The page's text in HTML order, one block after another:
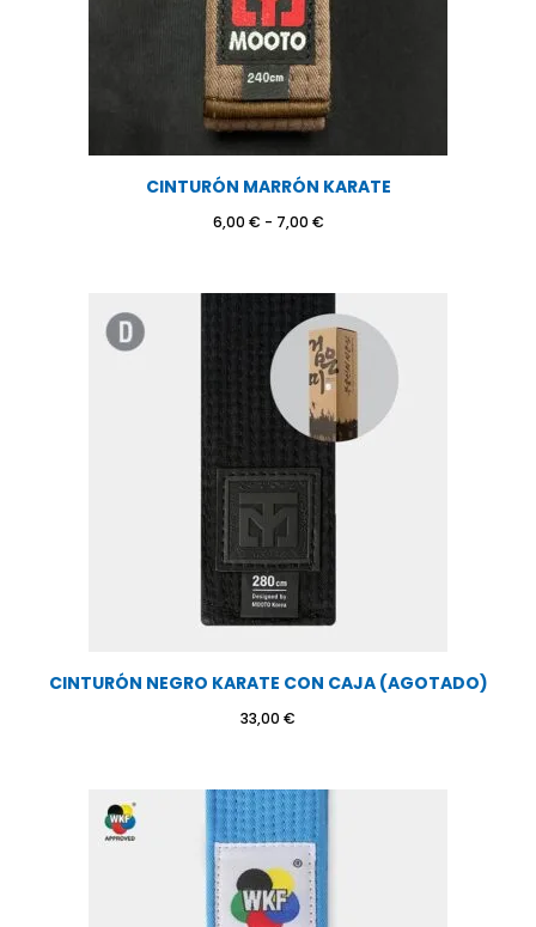
CINTURÓN MARRÓN KARATE
6,00 € - 7,00 €Rango
hasta
7,00 €
CINTURÓN NEGRO KARATE CON CAJA (AGOTADO)
33,00 €